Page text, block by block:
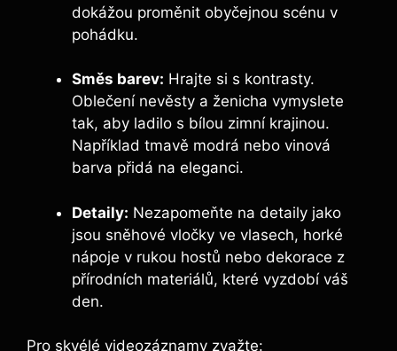
dokážou proměnit obyčejnou scénu v
pohádku.
Směs barev: Hrajte si s kontrasty.
Oblečení nevěsty a ženicha vymyslete
tak, aby ladilo s bílou zimní krajinou.
Například tmavě modrá nebo vinová
barva přidá na eleganci.
Detaily: Nezapomeňte na detaily jako
jsou sněhové vločky ve vlasech, horké
nápoje v rukou hostů nebo dekorace z
přírodních materiálů, které vyzdobí váš
den.
Pro skvélé videozáznamy zvažte: